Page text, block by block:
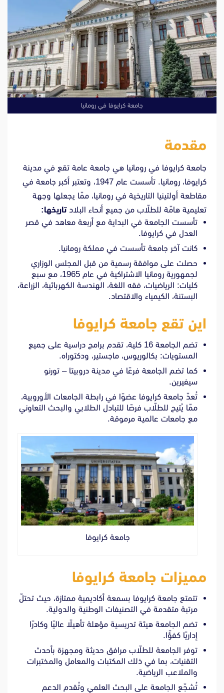
جامعة كرايوفا في رومانيا
مقدمة
جامعة كرايوفا في رومانيا هي جامعة عامة تقع في مدينة
كرايوفا، رومانيا. تأسست عام 1947، وتعتبر أكبر جامعة في
مقاطعة أولتينيا التاريخية في رومانيا، ممّا يجعلها وجهة
تعليمية هامّة للطلّاب من جميع أنحاء البلادتاريخها:
تأسست الجامعة في البداية مع أربعة معاهد في قصر
العدل في كرايوفا.
كانت آخر جامعة تأسست في مملكة رومانيا.
حصلت على موافقة رسمية من قبل المجلس الوزاري
لجمهورية رومانيا الاشتراكية في عام 1965، مع سبع
كليات: الرياضيات، فقه اللغة، الهندسة الكهربائية، الزراعة،
البستنة، الكيمياء والاقتصاد.
اين تقع جامعة كرايوفا
تضم الجامعة 16 كلية، تقدم برامج دراسية على جميع
المستويات: بكالوريوس، ماجستير، ودكتوراه.
كما تضم الجامعة فرعًا في مدينة دروبيتا – تورنو
سيفيرين.
تُعدّ جامعة كرايوفا عضوًا في رابطة الجامعات الأوروبية،
ممّا يُتيح للطلّاب فرصًا للتبادل الطلابي والبحث التعاوني
مع جامعات عالمية مرموقة.
جامعة كرايوفا
مميزات جامعة كرايوفا
تتمتع جامعة كرايوفا بسمعة أكاديمية ممتازة، حيث تحتلّ
مرتبة متقدمة في التصنيفات الوطنية والدولية.
تضم الجامعة هيئة تدريسية مؤهلة تأهيلًا عاليًا وكادرًا
إداريًا كفؤًا.
توفر الجامعة للطلّاب مرافق حديثة ومجهزة بأحدث
التقنيات، بما في ذلك المكتبات والمعامل والمختبرات
والملاعب الرياضية.
تُشجّع الجامعة على البحث العلمي وتُقدم الدعم